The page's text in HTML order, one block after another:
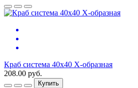
Краб система 40х40 Х-образная
208.00 руб.
Купить